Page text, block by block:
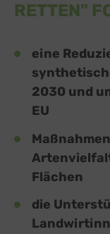
RETTEN"
eine
2030 und
EU
Flächen
die